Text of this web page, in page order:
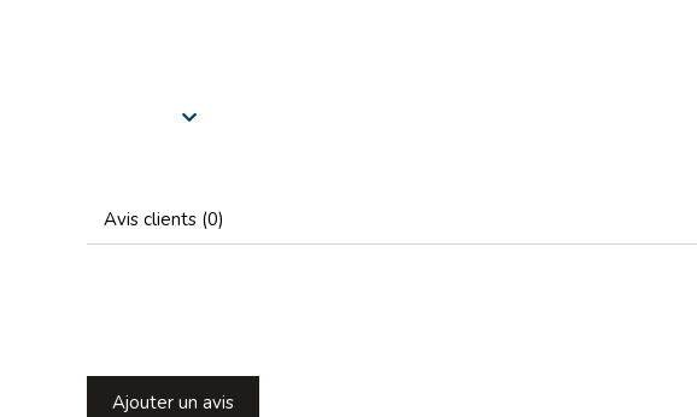
Avis clients (0)
Ajouter un avis